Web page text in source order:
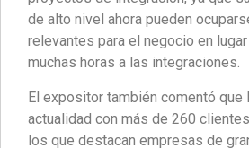
de alto nivel ahora pueden
relevantes para el negocio en
muchas horas a las integraciones.
El expositor también comentó que
actualidad con más de 260
los que destacan empresas de